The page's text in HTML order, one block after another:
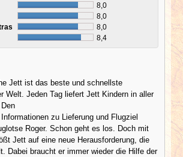
8,0
8,0
8,0
8,4
Jett ist das beste und schnellste
Welt. Jeden Tag liefert Jett Kindern in aller
zu Lieferung und Flugziel
Roger. Schon geht es los. Doch mit
Jett auf eine neue Herausforderung, die
Dabei braucht er immer wieder die Hilfe der